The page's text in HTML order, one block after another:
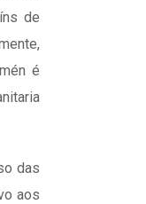
de
é
das
aos